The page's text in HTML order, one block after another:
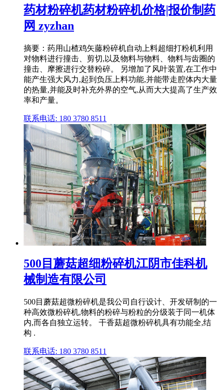
药材粉碎机药材粉碎机价格|报价制药
网 zyzhan
摘要：药用山楂鸡矢藤粉碎机自动上料超细打粉机利用
对物料进行撞击、剪切,以及物料与物料、物料与齿圈的
撞击、摩擦进行交替粉碎。 另增加了风叶装置,在工作中
能产生强大风力,起到负压上料功能,并能带走腔体内大量
的热量,并能及时补充外界的空气,从而大大提高了生产效
率和产量。
联系电话: 180 3780 8511
500目蘑菇超细粉碎机江阴市佳科机
械制造有限公司
500目蘑菇超微粉碎机是我公司自行设计、开发研制的一
种高效微粉碎机,物料的粉碎与粉粒的分级装于同一机体
内,而各自独立运转。 干香菇超微粉碎机具有功能全,结
构 .
联系电话: 180 3780 8511